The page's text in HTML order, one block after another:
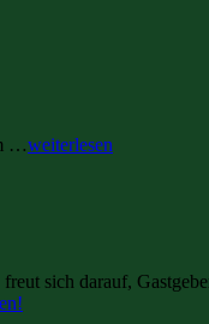
…weiterlesen
sich darauf,